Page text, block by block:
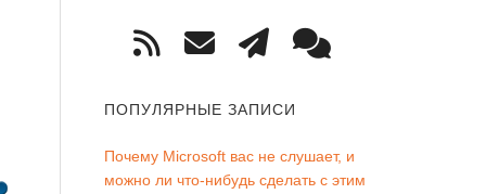
ПОПУЛЯРНЫЕ ЗАПИСИ
Почему Microsoft вас не слушает, и
можно ли что-нибудь сделать с этим